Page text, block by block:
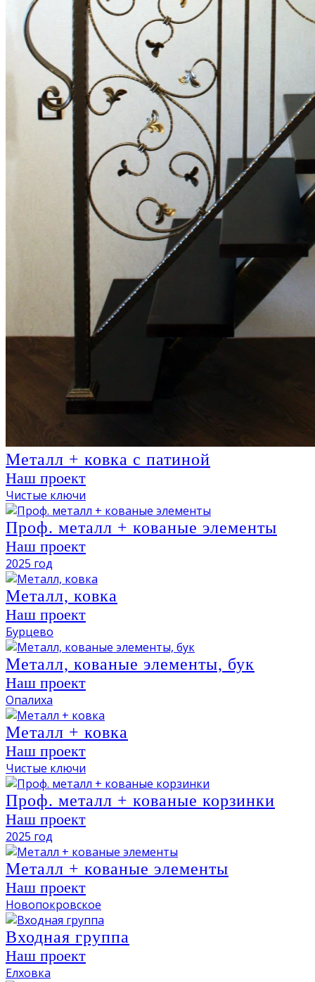
Металл + ковка с патиной
Наш проект
Чистые ключи
Проф. металл + кованые элементы
Наш проект
2025 год
Металл, ковка
Наш проект
Бурцево
Металл, кованые элементы, бук
Наш проект
Опалиха
Металл + ковка
Наш проект
Чистые ключи
Проф. металл + кованые корзинки
Наш проект
2025 год
Металл + кованые элементы
Наш проект
Новопокровское
Входная группа
Наш проект
Елховка